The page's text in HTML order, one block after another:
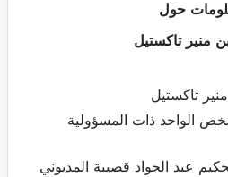
حول
منير تاكستيل
تاكستيل
الواحد ذات المسؤولية
عبد الجواد قصيبة المديوني